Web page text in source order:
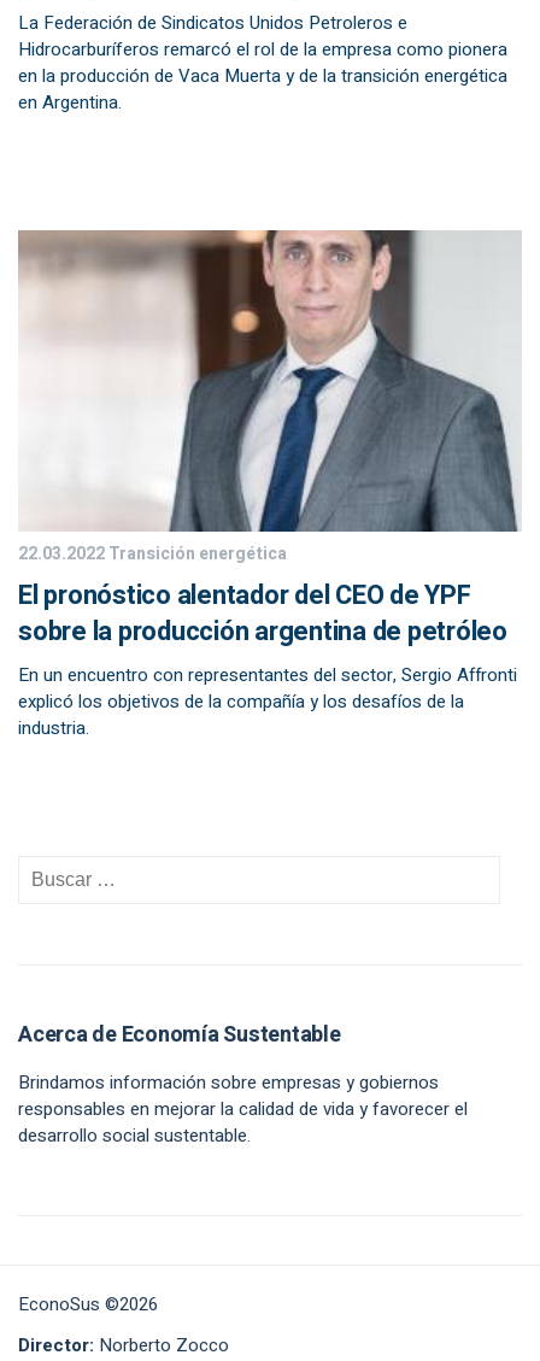
La Federación de Sindicatos Unidos Petroleros e
Hidrocarburíferos remarcó el rol de la empresa como pionera
en la producción de Vaca Muerta y de la transición energética
en Argentina.
22.03.2022Transición energética
El pronóstico alentador del CEO de YPF
sobre la producción argentina de petróleo
En un encuentro con representantes del sector, Sergio Affronti
explicó los objetivos de la compañía y los desafíos de la
industria.
Acerca de Economía Sustentable
Brindamos información sobre empresas y gobiernos
responsables en mejorar la calidad de vida y favorecer el
desarrollo social sustentable.
EconoSus ©2026
Director: Norberto Zocco